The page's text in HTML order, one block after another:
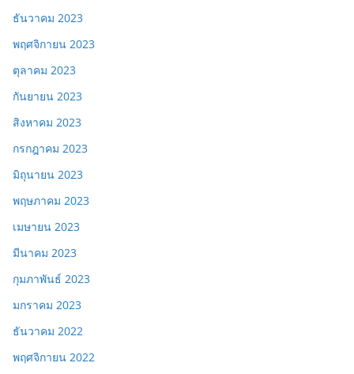
ธันวาคม 2023
พฤศจิกายน 2023
ตุลาคม 2023
กันยายน 2023
สิงหาคม 2023
กรกฎาคม 2023
มิถุนายน 2023
พฤษภาคม 2023
เมษายน 2023
มีนาคม 2023
กุมภาพันธ์ 2023
มกราคม 2023
ธันวาคม 2022
พฤศจิกายน 2022